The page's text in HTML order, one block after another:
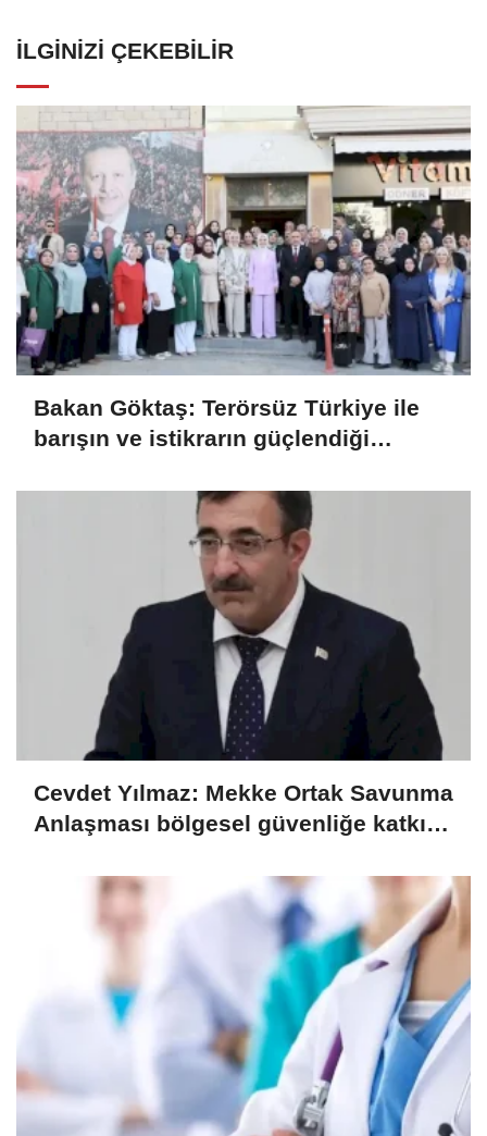
İLGINIZI ÇEKEBILIR
Bakan Göktaş: Terörsüz Türkiye ile
barışın ve istikrarın güçlendiği
Cevdet Yılmaz: Mekke Ortak Savunma
Anlaşması bölgesel güvenliğe katkı